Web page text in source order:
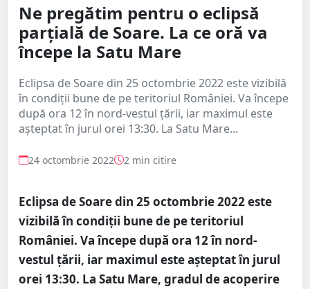
Ne pregătim pentru o eclipsă
parțială de Soare. La ce oră va
începe la Satu Mare
Eclipsa de Soare din 25 octombrie 2022 este vizibilă
în condiții bune de pe teritoriul României. Va începe
după ora 12 în nord-vestul țării, iar maximul este
așteptat în jurul orei 13:30. La Satu Mare...
24 octombrie 2022 2 min citire
Eclipsa de Soare din 25 octombrie 2022 este
vizibilă în condiții bune de pe teritoriul
României. Va începe după ora 12 în nord-
vestul țării, iar maximul este așteptat în jurul
orei 13:30. La Satu Mare, gradul de acoperire